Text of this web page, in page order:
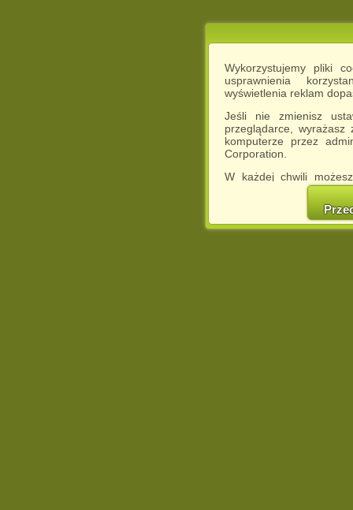
Wykorzystujemy pliki
usprawnienia
wyświetlenia reklam
Jeśli nie zmienisz
przeglądarce,
komputerze przez
Corporation.
W każdej chwili
cookies w swojej
w naszej
http://chomikuj.pl/